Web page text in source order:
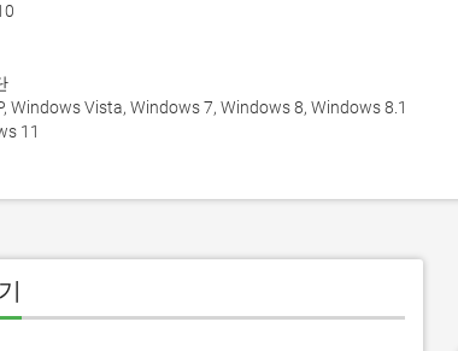
Windows Vista, Windows 7, Windows 8, Windows 8.1
11